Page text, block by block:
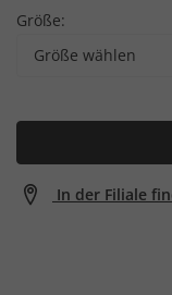
Größe:
Größe wählen
In der Filiale